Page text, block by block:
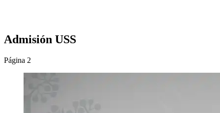
Admisión USS
Página 2